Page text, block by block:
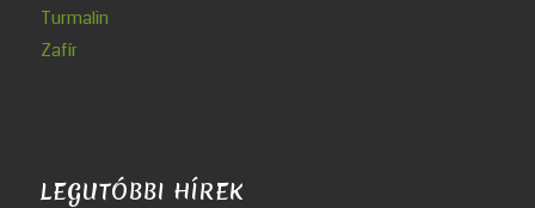
Turmalin
Zafír
LEGUTÓBBI HÍREK